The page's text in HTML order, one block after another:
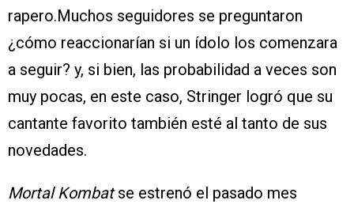
rapero.Muchos seguidores se preguntaron
¿cómo reaccionarían si un ídolo los comenzara
a seguir? y, si bien, las probabilidad a veces son
muy pocas, en este caso, Stringer logró que su
cantante favorito también esté al tanto de sus
novedades.
Mortal Kombatse estrenó el pasado mes